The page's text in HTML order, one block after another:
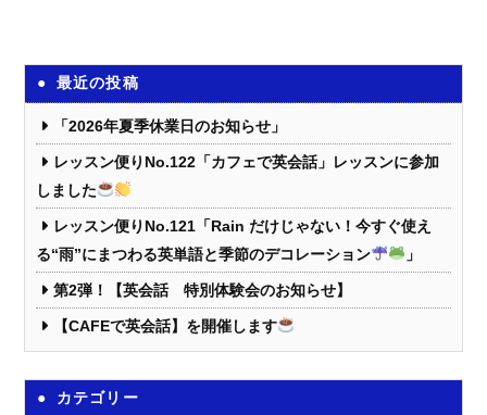
最近の投稿
「2026年夏季休業日のお知らせ」
レッスン便りNo.122「カフェで英会話」レッスンに参加
しました
レッスン便りNo.121「Rain だけじゃない！今すぐ使え
る“雨”にまつわる英単語と季節のデコレーション
」
第2弾！【英会話 特別体験会のお知らせ】
【CAFEで英会話】を開催します
カテゴリー